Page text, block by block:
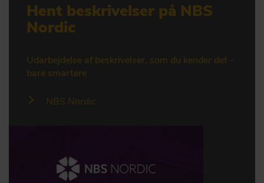
Hent beskrivelser på NBS
Nordic
Udarbejdelse af beskrivelser, som du kender det -
bare smartere
NBS Nordic